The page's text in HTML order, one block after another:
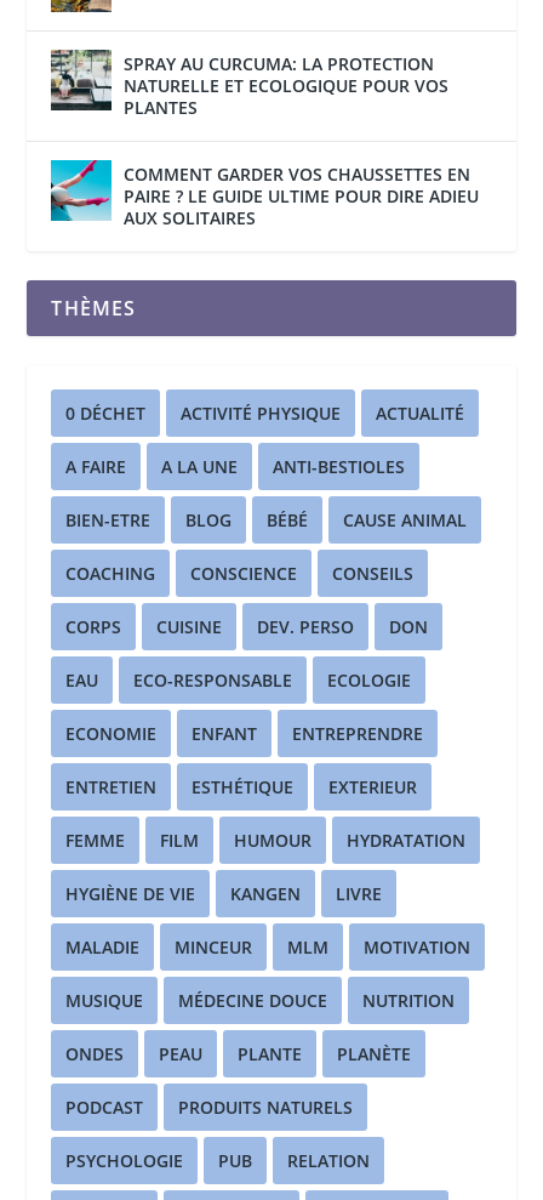
SPRAY AU CURCUMA: LA PROTECTION
NATURELLE ET ECOLOGIQUE POUR VOS
PLANTES
COMMENT GARDER VOS CHAUSSETTES EN
PAIRE ? LE GUIDE ULTIME POUR DIRE ADIEU
AUX SOLITAIRES
THÈMES
0 DÉCHET ACTIVITÉ PHYSIQUE ACTUALITÉ
A FAIRE A LA UNE ANTI-BESTIOLES
BIEN-ETRE BLOG BÉBÉ CAUSE ANIMAL
COACHING CONSCIENCE CONSEILS
CORPS CUISINE DEV. PERSO DON
EAU ECO-RESPONSABLE ECOLOGIE
ECONOMIE ENFANT ENTREPRENDRE
ENTRETIEN ESTHÉTIQUE EXTERIEUR
FEMME FILM HUMOUR HYDRATATION
HYGIÈNE DE VIE KANGEN LIVRE
MALADIE MINCEUR MLM MOTIVATION
MUSIQUE MÉDECINE DOUCE NUTRITION
ONDES PEAU PLANTE PLANÈTE
PODCAST PRODUITS NATURELS
PSYCHOLOGIE PUB RELATION